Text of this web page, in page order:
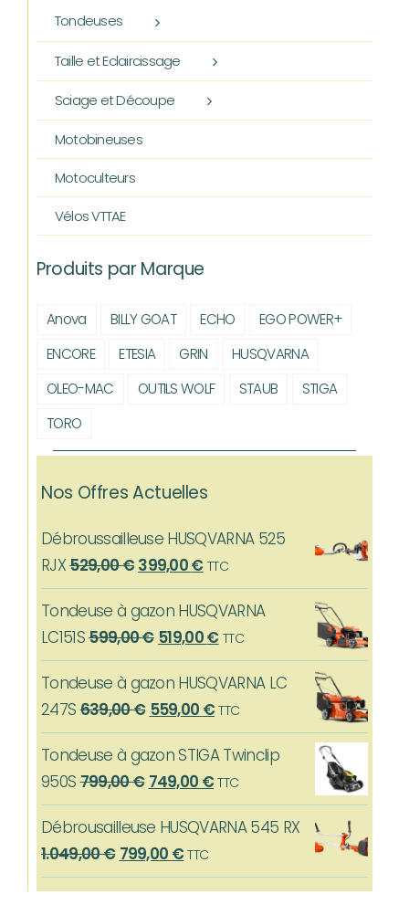
Tondeuses
Taille et Eclaircissage
Sciage et Découpe
Motobineuses
Motoculteurs
Vélos VTTAE
Produits par Marque
Anova BILLY GOAT ECHO
EGO POWER+
ENCORE
ETESIA GRIN
HUSQVARNA
OLEO-MAC
OUTILS WOLF STAUB
STIGA
TORO
Nos Offres Actuelles
Débroussailleuse HUSQVARNA 525
RJX529,00€ Le
prix
initial
était :
399,00€Le
prix
actuel
est :
TTC
Tondeuse à gazon HUSQVARNA
LC151S599,00€ Le
prix
initial
était :
519,00€Le
prix
actuel
est :
TTC
Tondeuse à gazon HUSQVARNA LC
247S639,00€ Le
prix
initial
était :
559,00 €Le
prix
actuel
est :
TTC
Tondeuse à gazon STIGA Twinclip
950S799,00€ Le
prix
initial
était :
799,00 €.
749,00 €Le
prix
actuel
749,00 €.
TTC
Débrousailleuse HUSQVARNA 545 RX
1.049,00€ Le
prix
799,00 €Le
prix
TTC